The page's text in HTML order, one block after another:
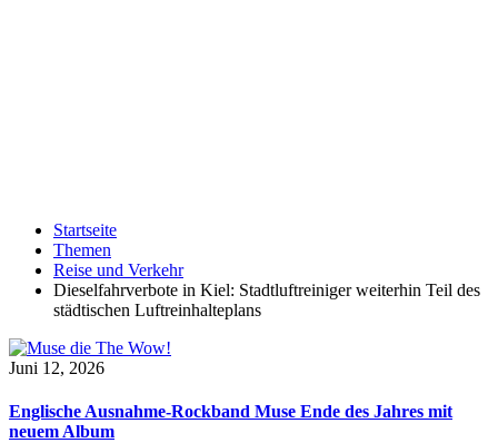
Startseite
Themen
Reise und Verkehr
Dieselfahrverbote in Kiel: Stadtluftreiniger weiterhin Teil des
städtischen Luftreinhalteplans
Juni 12, 2026
Englische Ausnahme-Rockband Muse Ende des Jahres mit
neuem Album